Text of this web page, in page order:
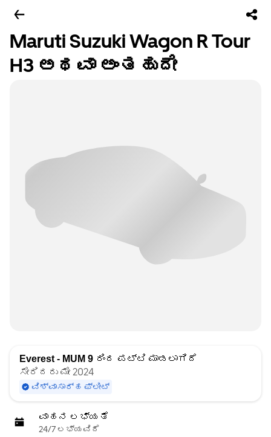
Maruti Suzuki Wagon R Tour
H3 ಅಥವಾ ಅಂತಹುದೇ
Everest - MUM 9 ರಿಂದ ಪಟ್ಟಿ ಮಾಡಲಾಗಿದೆ
ಸೇರಿದರು ಮೇ 2024
ವಿಶ್ವಾಸಾರ್ಹ ಫ್ಲೀಟ್
ವಾಹನ ಲಭ್ಯತೆ
24/7 ಲಭ್ಯವಿದೆ